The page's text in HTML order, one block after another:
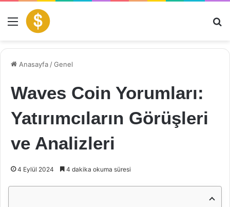
Menü
Anasayfa /Genel
Waves Coin Yorumları:
Yatırımcıların Görüşleri
ve Analizleri
4 Eylül 2024 4 dakika okuma süresi